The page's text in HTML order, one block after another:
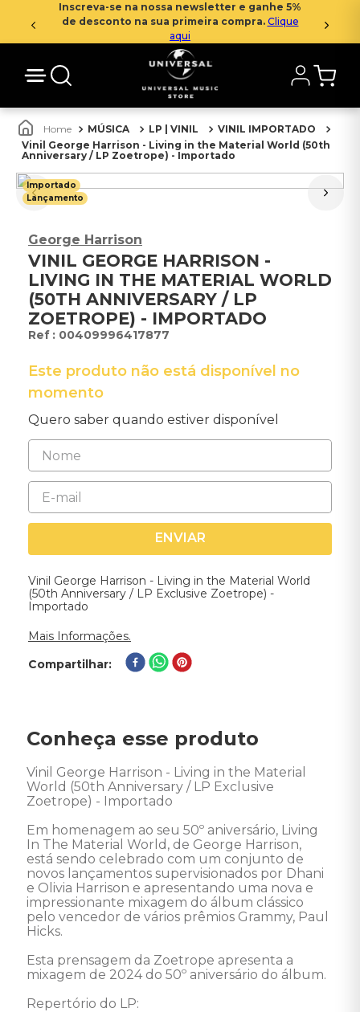
Inscreva-se na nossa newsletter e ganhe 5%
de desconto na sua primeira compra. Clique
aqui
MÚSICA LP | VINIL
VINIL IMPORTADO
Vinil George Harrison - Living in the Material World (50th
Anniversary / LP Zoetrope) - Importado
Importado
Lançamento
George Harrison
VINIL GEORGE HARRISON -
LIVING IN THE MATERIAL WORLD
(50TH ANNIVERSARY / LP
ZOETROPE) - IMPORTADO
: 00409996417877
Este produto não está disponível no
momento
Quero saber quando estiver disponível
ENVIAR
Vinil George Harrison - Living in the Material World
(50th Anniversary / LP Exclusive Zoetrope) -
Importado
Mais Informações.
Compartilhar
Conheça esse produto
Vinil George Harrison - Living in the Material
World (50th Anniversary / LP Exclusive
Zoetrope) - Importado
Em homenagem ao seu 50º aniversário, Living
In The Material World, de George Harrison,
está sendo celebrado com um conjunto de
novos lançamentos supervisionados por Dhani
e Olivia Harrison e apresentando uma nova e
impressionante mixagem do álbum clássico
pelo vencedor de vários prêmios Grammy, Paul
Hicks.
Esta prensagem da Zoetrope apresenta a
mixagem de 2024 do 50º aniversário do álbum.
Repertório do LP: